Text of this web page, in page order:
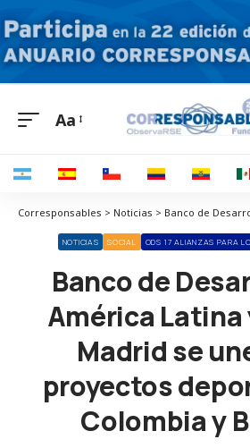
Aa
NOTICIAS SOCIAL ODS 17 ALIANZAS PARA
Banco de
América Latina
Madrid se
proyectos
Colombia y